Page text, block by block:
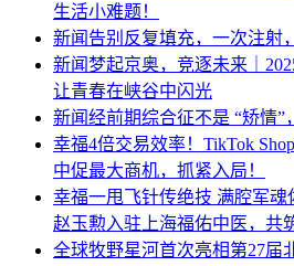
生活小难题！
新闻 告别反复填充，一次注射
新闻梦起京奥，竞逐未来｜
让青春在峡谷中闪光
新闻经前期综合征不是 “矫情
幸福4倍交易效率！TikTok
中促最大商机，抓紧入局！
幸福一甩飞针传绝技 满腔军
赵玉勲入驻上海福佑中医，共
全球牧野星河首次亮相第27届